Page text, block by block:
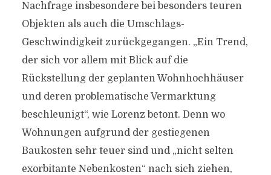
Nachfrage insbesondere bei besonders teuren
Objekten als auch die Umschlags-
Geschwindigkeit zurückgegangen. „Ein Trend,
der sich vor allem mit Blick auf die
Rückstellung der geplanten Wohnhochhäuser
und deren problematische Vermarktung
beschleunigt“, wie Lorenz betont. Denn wo
Wohnungen aufgrund der gestiegenen
Baukosten sehr teuer sind und „nicht selten
exorbitante Nebenkosten“ nach sich ziehen,